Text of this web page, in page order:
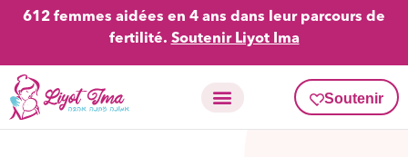
612 femmes aidées en 4 ans dans leur parcours de
fertilité. Soutenir Liyot Ima
Soutenir